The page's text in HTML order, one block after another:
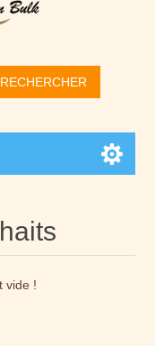
RECHERCHER
vide !